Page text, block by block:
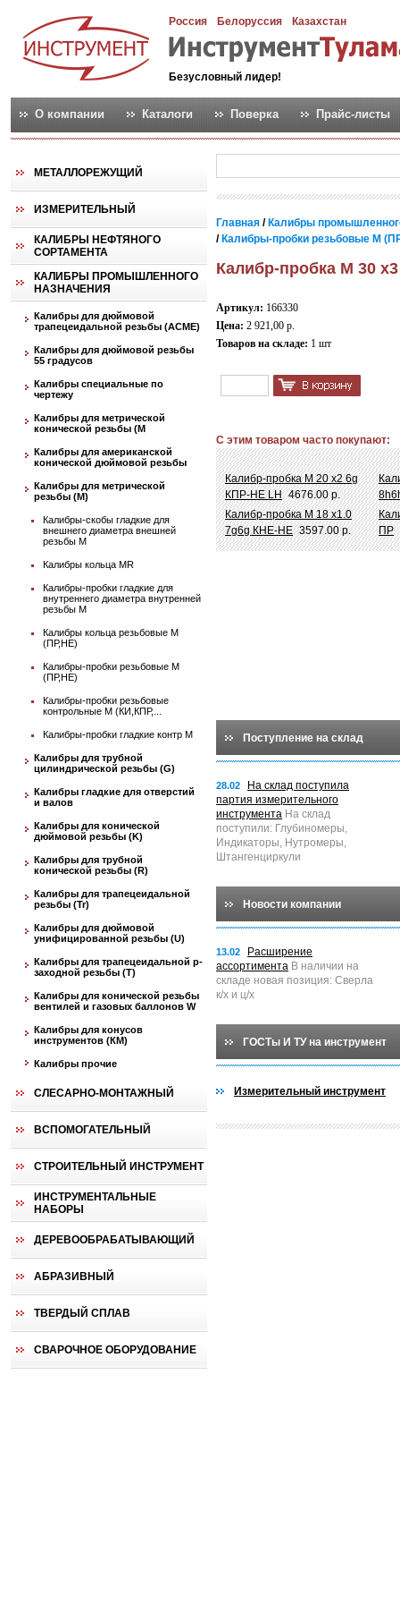
Россия Белоруссия Казахстан
Безусловный лидер!
О компании Каталоги Поверка Прайс-листы
МЕТАЛЛОРЕЖУЩИЙ
ИЗМЕРИТЕЛЬНЫЙ
КАЛИБРЫ НЕФТЯНОГО
СОРТАМЕНТА
КАЛИБРЫ ПРОМЫШЛЕННОГО
НАЗНАЧЕНИЯ
Калибры для дюймовой
трапецеидальной резьбы (АСМЕ)
Калибры для дюймовой резьбы
55 градусов
Калибры специальные по
чертежу
Калибры для метрической
конической резьбы (М
Калибры для американской
конической дюймовой резьбы
Калибры для метрической
резьбы (М)
Калибры-скобы гладкие для
внешнего диаметра внешней
резьбы М
Калибры кольца MR
Калибры-пробки гладкие для
внутреннего диаметра внутренней
резьбы М
Калибры кольца резьбовые М
(ПР,НЕ)
Калибры-пробки резьбовые М
(ПР,НЕ)
Калибры-пробки резьбовые
контрольные М (КИ,КПР,...
Калибры-пробки гладкие контр М
Калибры для трубной
цилиндрической резьбы (G)
Калибры гладкие для отверстий
и валов
Калибры для конической
дюймовой резьбы (K)
Калибры для трубной
конической резьбы (R)
Калибры для трапецеидальной
резьбы (Tr)
Калибры для дюймовой
унифицированной резьбы (U)
Калибры для трапецеидальной p-
заходной резьбы (T)
Калибры для конической резьбы
вентилей и газовых баллонов W
Калибры для конусов
инструментов (КМ)
Калибры прочие
СЛЕСАРНО-МОНТАЖНЫЙ
ВСПОМОГАТЕЛЬНЫЙ
СТРОИТЕЛЬНЫЙ ИНСТРУМЕНТ
ИНСТРУМЕНТАЛЬНЫЕ
НАБОРЫ
ДЕРЕВООБРАБАТЫВАЮЩИЙ
АБРАЗИВНЫЙ
ТВЕРДЫЙ СПЛАВ
СВАРОЧНОЕ ОБОРУДОВАНИЕ
Главная / Калибры
/ Калибры-пробки резьбовые М
Калибр-пробка М 30
Артикул: 166330
Цена: 2 921,00 р.
Товаров на складе: 1 шт
С этим товаром часто покупают:
Калибр-пробка М 20 х2 6g
КПР-НЕ LH 4676.00 р.
Калибр-пробка М 18 х1.0
7g6g КНЕ-НЕ 3597.00 р.
ПР
Поступление на склад
28.02
На склад поступила
партия измерительного
инструмента На склад
поступили: Глубиномеры,
Индикаторы, Нутромеры,
Штангенциркули
Новости компании
13.02
Расширение
ассортимента В наличии на
складе новая позиция: Сверла
к/х и ц/х
ГОСТы И ТУ на инструмент
Измерительный инструмент